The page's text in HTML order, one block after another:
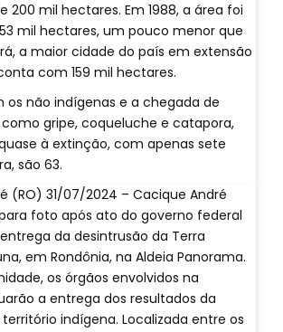
200 mil hectares. Em 1988, a área foi
mil hectares, um pouco menor que
a maior cidade do país em extensão
com 159 mil hectares.
não indígenas e a chegada de
gripe, coqueluche e catapora,
à extinção, com apenas sete
são 63.